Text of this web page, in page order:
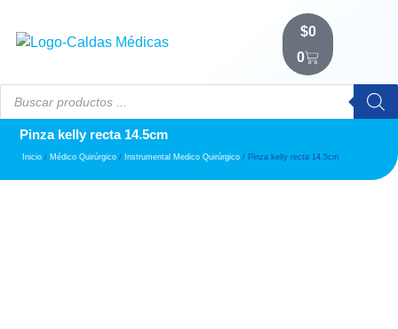
$0
0
Pinza kelly recta 14.5cm
Inicio / Médico Quirúrgico / Instrumental Medico Quirúrgico / Pinza kelly recta 14.5cm